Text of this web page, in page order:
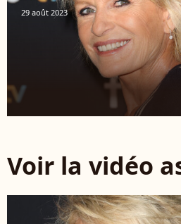
29 août 2023
Voir la vidéo